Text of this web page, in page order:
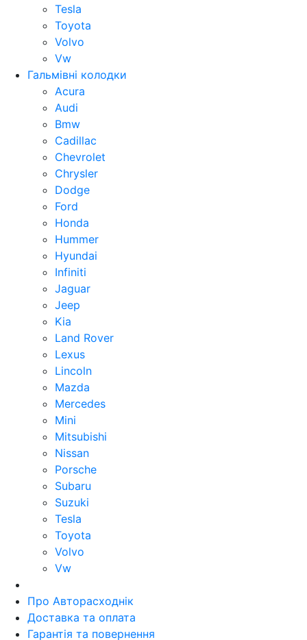
Tesla
Toyota
Volvo
Vw
Гальмівні колодки
Acura
Audi
Bmw
Cadillac
Chevrolet
Chrysler
Dodge
Ford
Honda
Hummer
Hyundai
Infiniti
Jaguar
Jeep
Kia
Land Rover
Lexus
Lincoln
Mazda
Mercedes
Mini
Mitsubishi
Nissan
Porsche
Subaru
Suzuki
Tesla
Toyota
Volvo
Vw
Про Авторасходнік
Доставка та оплата
Гарантія та повернення